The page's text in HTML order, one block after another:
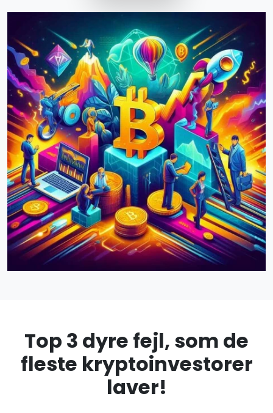
Top 3 dyre fejl, som de
fleste kryptoinvestorer
laver!